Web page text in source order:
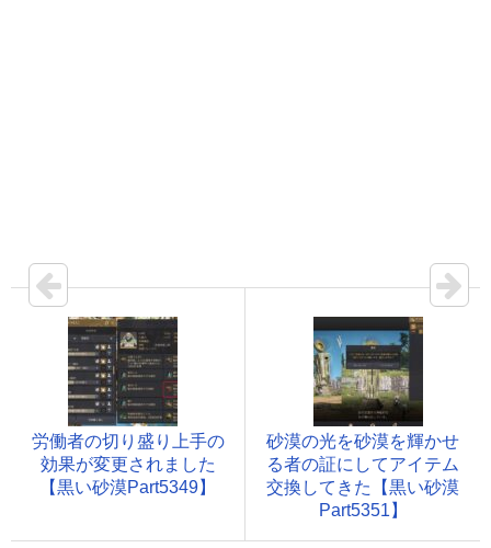
労働者の切り盛り上手の
効果が変更されました
【黒い砂漠Part5349】
砂漠の光を砂漠を輝かせ
る者の証にしてアイテム
交換してきた【黒い砂漠
Part5351】